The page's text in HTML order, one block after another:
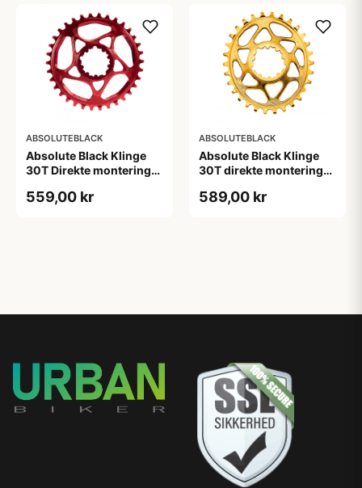
ABSOLUTEBLACK
Absolute Black Klinge
30T Direkte montering
Rød
559,00 kr
ABSOLUTEBLACK
Absolute Black Klinge
30T direkte montering
589,00 kr